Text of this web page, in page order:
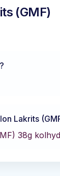
(GMF)
?
Lakrits
38g